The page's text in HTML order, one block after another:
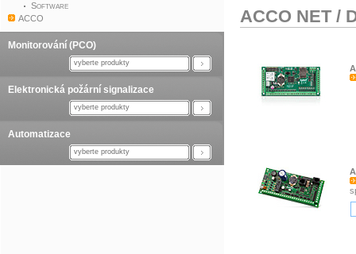
Software
ACCO
Monitorování (PCO)
vyberte produkty
Elektronická požární signalizace
vyberte produkty
Automatizace
vyberte produkty
ACCO NET/